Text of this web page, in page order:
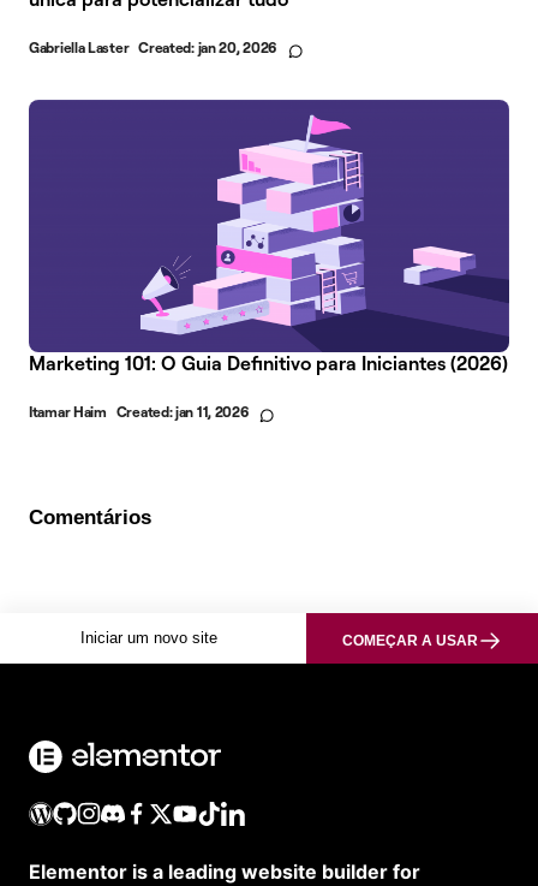
Gabriella Laster Created: jan 20, 2026
Marketing 101: O Guia Definitivo para Iniciantes (2026)
Itamar Haim Created:jan 11, 2026
Comentários
Iniciar um novo site COMEÇAR A USAR
Elementor is a leading website builder for